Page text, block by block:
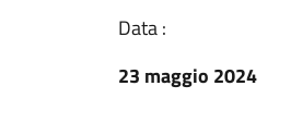
Data :
23 maggio 2024